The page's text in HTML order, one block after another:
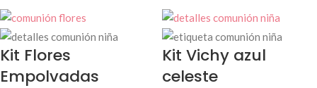
Kit Flores
Empolvadas
Kit Vichy azul
celeste